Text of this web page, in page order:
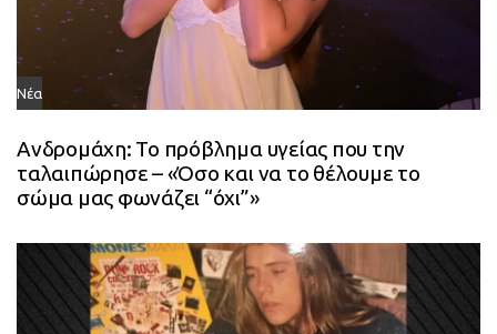
Νέα
Ανδρομάχη: Το πρόβλημα υγείας που την
ταλαιπώρησε – «Όσο και να το θέλουμε το
σώμα μας φωνάζει “όχι”»